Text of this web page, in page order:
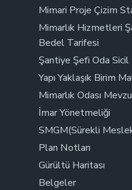
Mimari Proje Çizim
Mimarlık Hizmetleri
Bedel Tarifesi
Şantiye Şefi Oda
Yapı Yaklaşık Birim
Mimarlık Odası
İmar Yönetmeliği
SMGM(Sürekli
Plan Notları
Gürültü Haritası
Belgeler